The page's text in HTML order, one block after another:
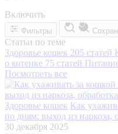
Включить
Фильтры
Статьи по теме
Здоровье кошек 205 статей
о котенке 75 статей
Посмотреть все
Здоровье кошек Как
по дням: выход из
30 декабря 2025